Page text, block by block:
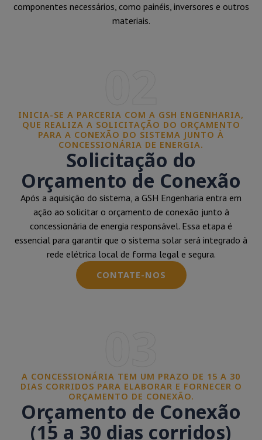
componentes necessários, como painéis, inversores e outros
materiais.
INICIA-SE A PARCERIA COM A GSH ENGENHARIA,
QUE REALIZA A SOLICITAÇÃO DO ORÇAMENTO
PARA A CONEXÃO DO SISTEMA JUNTO À
CONCESSIONÁRIA DE ENERGIA.
Solicitação do
Orçamento de Conexão
Após a aquisição do sistema, a GSH Engenharia entra em
ação ao solicitar o orçamento de conexão junto à
concessionária de energia responsável. Essa etapa é
essencial para garantir que o sistema solar será integrado à
rede elétrica local de forma legal e segura.
CONTATE-NOS
A CONCESSIONÁRIA TEM UM PRAZO DE 15 A 30
DIAS CORRIDOS PARA ELABORAR E FORNECER O
ORÇAMENTO DE CONEXÃO.
Orçamento de Conexão
(15 a 30 dias corridos)